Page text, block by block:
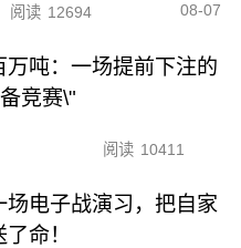
阅读 12694 08-07
万吨：一场提前下注的
竞赛\"
阅读 10411
场电子战演习，把自家
命！